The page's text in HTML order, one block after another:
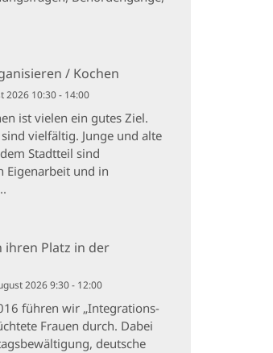
/ Kochen
2026 10:30 - 14:00
ist vielen ein gutes Ziel.
vielfältig. Junge und alte
Stadtteil sind
Eigenarbeit und in
ihren Platz in der
2026 9:30 - 12:00
führen wir „Integrations-
Frauen durch. Dabei
deutsche